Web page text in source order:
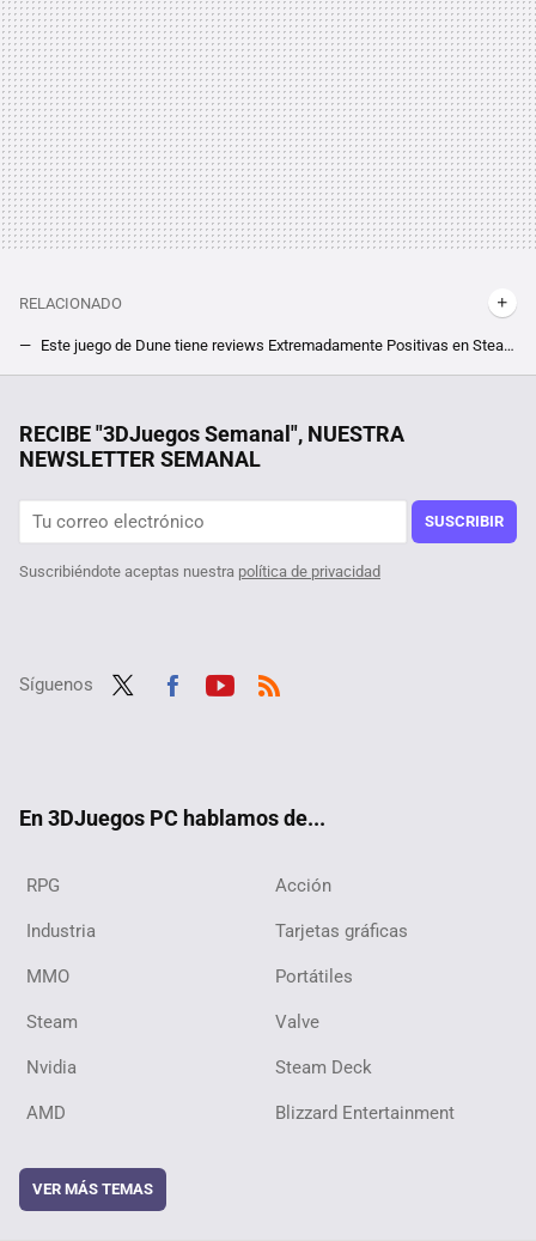
RELACIONADO
Este juego de Dune tiene reviews Extremadamente Positivas en Steam. Y es la adaptación de un fantástico juego de mesa para amantes de la estrategia
El Far Cry más 'friki' recibe una característica en Steam que es todo lo que necesitaba para volver a él
RECIBE "3DJuegos Semanal", NUESTRA
NEWSLETTER SEMANAL
SUSCRIBIR
Suscribiéndote aceptas nuestra política de privacidad
Síguenos
En 3DJuegos PC hablamos de...
RPG Acción
Industria Tarjetas gráficas
MMO Portátiles
Steam Valve
Nvidia Steam Deck
AMD Blizzard Entertainment
VER MÁS TEMAS